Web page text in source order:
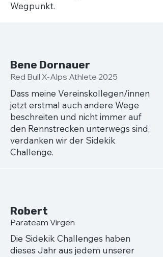
Wegpunkt.
Bene Dornauer
Red Bull X-Alps Athlete 2025
Dass meine Vereinskollegen/innen
jetzt erstmal auch andere Wege
beschreiten und nicht immer auf
den Rennstrecken unterwegs sind,
verdanken wir der Sidekik
Challenge.
Robert
Para team Virgen
Die Sidekik Challenges haben
dieses Jahr aus jedem unserer